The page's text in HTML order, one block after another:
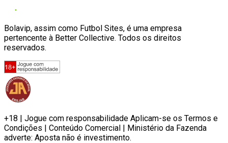
Bolavip, assim como Futbol Sites, é uma empresa
pertencente à Better Collective. Todos os direitos
reservados.
+18 | Jogue com responsabilidade Aplicam-se os Termos e
Condições | Conteúdo Comercial | Ministério da Fazenda
adverte: Aposta não é investimento.